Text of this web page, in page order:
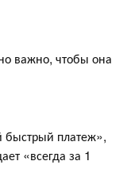
важно, чтобы она
платеж»,
«всегда за 1